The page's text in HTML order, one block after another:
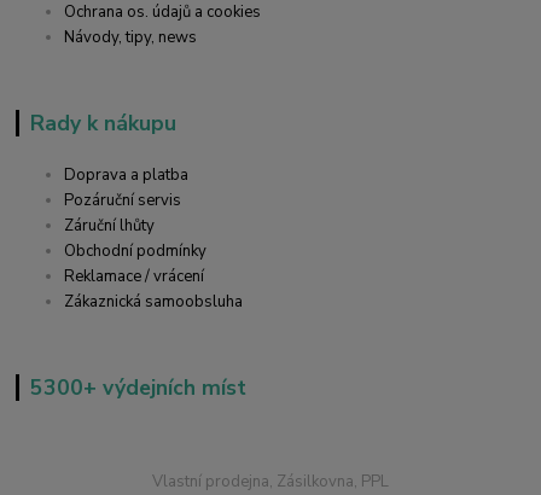
Ochrana os. údajů a cookies
Návody, tipy, news
Rady k nákupu
Doprava a platba
Pozáruční servis
Záruční lhůty
Obchodní podmínky
Reklamace / vrácení
Zákaznická samoobsluha
5300+ výdejních míst
Vlastní prodejna, Zásilkovna, PPL